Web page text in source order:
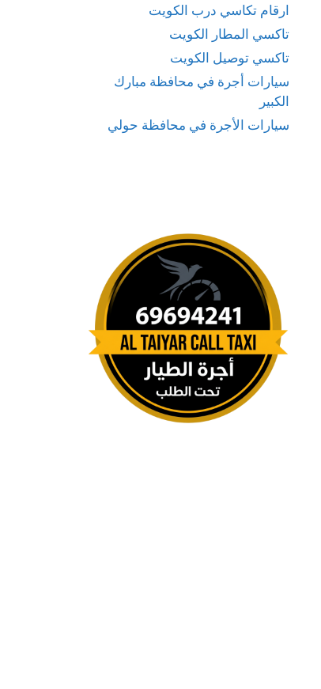
ارقام تكاسي درب الكويت
تاكسي المطار الكويت
تاكسي توصيل الكويت
سيارات أجرة في محافظة مبارك
الكبير
سيارات الأجرة في محافظة حولي